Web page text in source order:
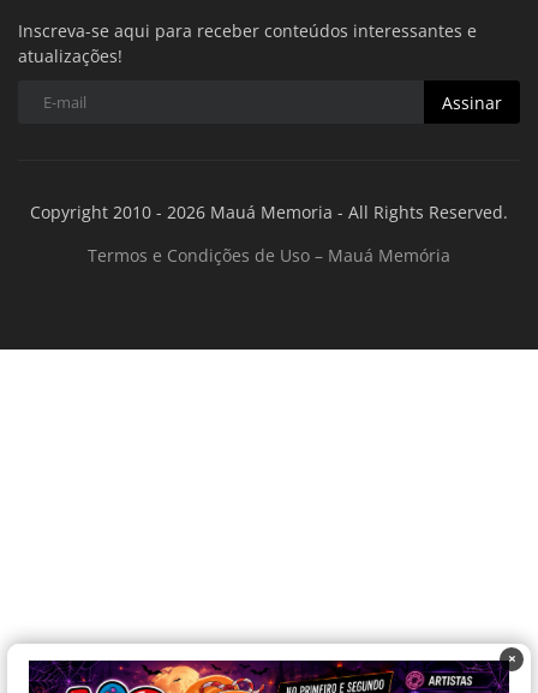
Inscreva-se aqui para receber conteúdos interessantes e
atualizações!
Assinar
Copyright 2010 - 2026 Mauá Memoria - All Rights Reserved.
Termos e Condições de Uso – Mauá Memória
×